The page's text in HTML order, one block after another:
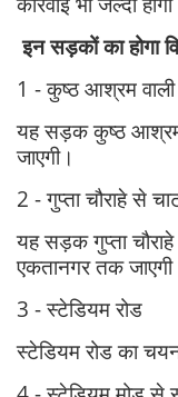
इन सड़कों का होगा
1 - कुष्ठ आश्रम
यह सड़क कुष्ठ
जाएगी।
2 - गुप्ता चौराहे से
यह सड़क गुप्ता
एकतानगर तक
3 - स्टेडियम रोड
स्टेडियम रोड का